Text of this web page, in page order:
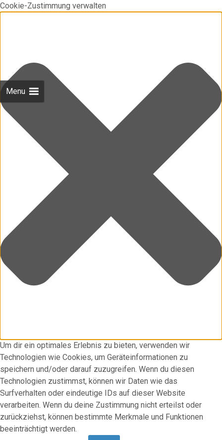
Cookie-Zustimmung verwalten
Um dir ein optimales Erlebnis zu bieten, verwenden wir
Technologien wie Cookies, um Geräteinformationen zu
speichern und/oder darauf zuzugreifen. Wenn du diesen
Technologien zustimmst, können wir Daten wie das
Surfverhalten oder eindeutige IDs auf dieser Website
verarbeiten. Wenn du deine Zustimmung nicht erteilst oder
zurückziehst, können bestimmte Merkmale und Funktionen
beeinträchtigt werden.
Menu